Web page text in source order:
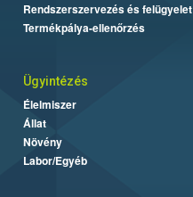
Rendszerszervezés és felügyelet
Termékpálya-ellenőrzés
Ügyintézés
Élelmiszer
Állat
Növény
Labor/Egyéb